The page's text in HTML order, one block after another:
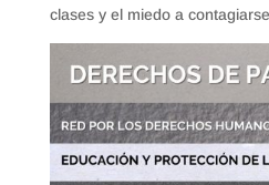
clases y el miedo a